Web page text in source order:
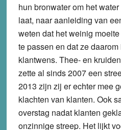
hun bronwater om het water
laat, naar aanleiding van
weten dat het weinig
te passen en dat ze
klantwens. Thee- en
zette al sinds 2007 een
2013 zijn zij er echter mee
klachten van klanten. Ook
overstag nadat klanten
onzinnige streep. Het lijkt